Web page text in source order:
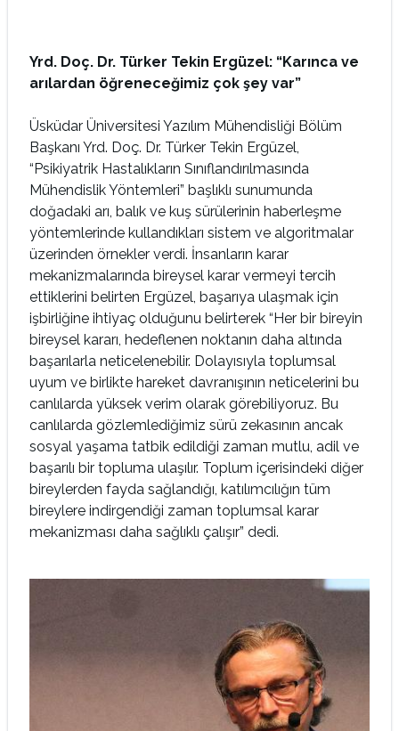
Yrd. Doç. Dr. Türker Tekin Ergüzel: “Karınca ve
arılardan öğreneceğimiz çok şey var”
Üsküdar Üniversitesi Yazılım Mühendisliği Bölüm
Başkanı Yrd. Doç. Dr. Türker Tekin Ergüzel,
“Psikiyatrik Hastalıkların Sınıflandırılmasında
Mühendislik Yöntemleri” başlıklı sunumunda
doğadaki arı, balık ve kuş sürülerinin haberleşme
yöntemlerinde kullandıkları sistem ve algoritmalar
üzerinden örnekler verdi. İnsanların karar
mekanizmalarında bireysel karar vermeyi tercih
ettiklerini belirten Ergüzel, başarıya ulaşmak için
işbirliğine ihtiyaç olduğunu belirterek “Her bir bireyin
bireysel kararı, hedeflenen noktanın daha altında
başarılarla neticelenebilir. Dolayısıyla toplumsal
uyum ve birlikte hareket davranışının neticelerini bu
canlılarda yüksek verim olarak görebiliyoruz. Bu
canlılarda gözlemlediğimiz sürü zekasının ancak
sosyal yaşama tatbik edildiği zaman mutlu, adil ve
başarılı bir topluma ulaşılır. Toplum içerisindeki diğer
bireylerden fayda sağlandığı, katılımcılığın tüm
bireylere indirgendiği zaman toplumsal karar
mekanizması daha sağlıklı çalışır” dedi.